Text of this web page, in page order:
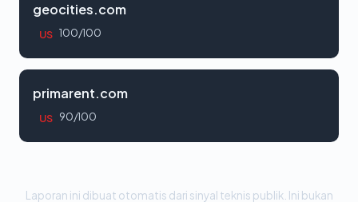
geocities.com
US 100/100
primarent.com
US 90/100
Laporan ini dibuat otomatis dari sinyal teknis publik. Ini bukan